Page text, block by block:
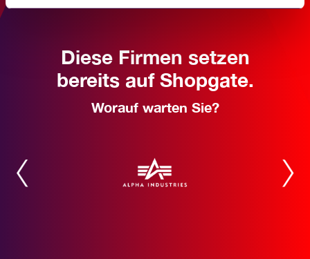
Diese Firmen setzen
bereits auf Shopgate.
Worauf warten Sie?